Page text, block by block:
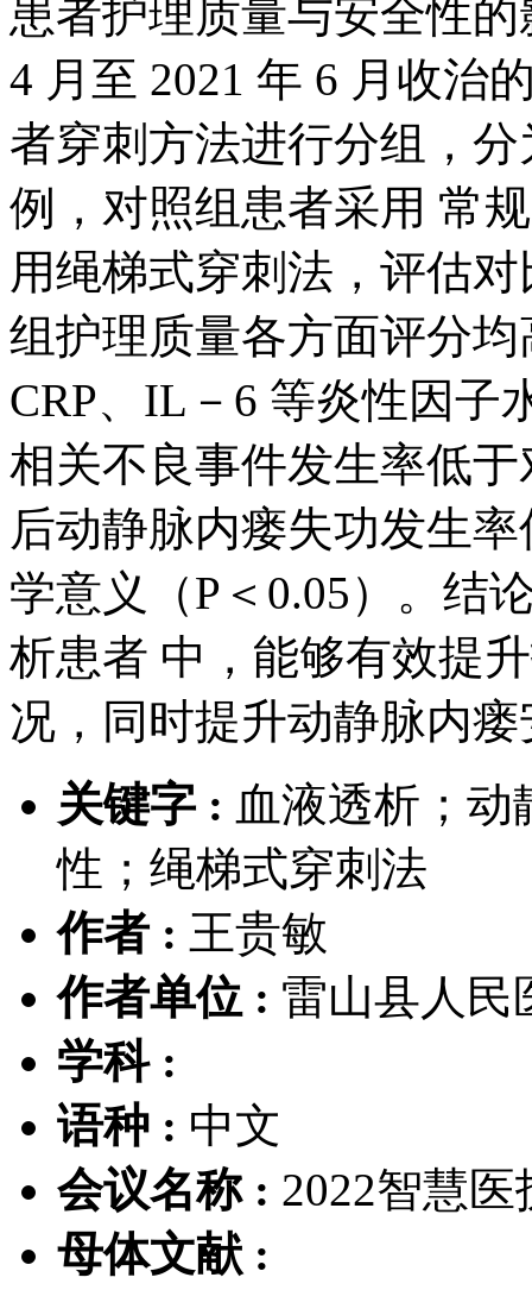
患者护理质量与安全性
4 月至 2021 年 6 月收治
者穿刺方法进行分组，
例，对照组患者采用 常
用绳梯式穿刺法，评估
组护理质量各方面评分
CRP、IL－6 等炎性因子
相关不良事件发生率低
后动静脉内瘘失功发生
学意义（P＜0.05）。结
析患者 中，能够有效提
况，同时提升动静脉内
关键字 : 血液透析；
性；绳梯式穿刺法
作者 : 王贵敏
作者单位 : 雷山县人民
学科 :
语种 : 中文
会议名称 : 2022智慧
母体文献 :